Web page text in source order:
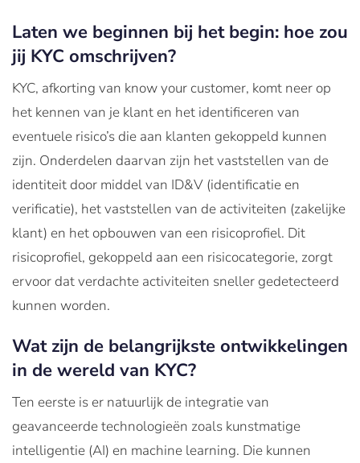
Laten we beginnen bij het begin: hoe zou
jij KYC omschrijven?
KYC, afkorting van know your customer, komt neer op
het kennen van je klant en het identificeren van
eventuele risico’s die aan klanten gekoppeld kunnen
zijn. Onderdelen daarvan zijn het vaststellen van de
identiteit door middel van ID&V (identificatie en
verificatie), het vaststellen van de activiteiten (zakelijke
klant) en het opbouwen van een risicoprofiel. Dit
risicoprofiel, gekoppeld aan een risicocategorie, zorgt
ervoor dat verdachte activiteiten sneller gedetecteerd
kunnen worden.
Wat zijn de belangrijkste ontwikkelingen
in de wereld van KYC?
Ten eerste is er natuurlijk de integratie van
geavanceerde technologieën zoals kunstmatige
intelligentie (AI) en machine learning. Die kunnen